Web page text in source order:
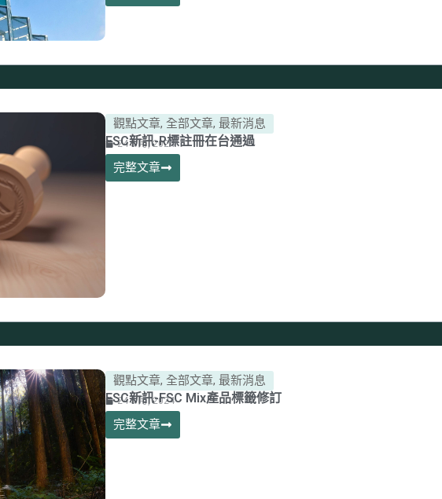
觀點文章,全部文章, 最新消息
FSC新訊-R標註冊在台通過
24 5 月, 2024
完整文章
觀點文章,全部文章, 最新消息
FSC新訊-FSC Mix產品標籤修訂
24 5 月, 2024
完整文章